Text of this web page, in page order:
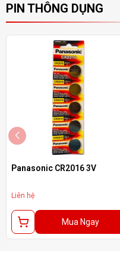
PIN THÔNG DỤNG
Panasonic CR2016 3V
Liên hệ
Mua Ngay